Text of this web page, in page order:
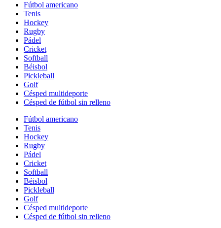
Fútbol americano
Tenis
Hockey
Rugby
Pádel
Cricket
Softball
Béisbol
Pickleball
Golf
Césped multideporte
Césped de fútbol sin relleno
Fútbol americano
Tenis
Hockey
Rugby
Pádel
Cricket
Softball
Béisbol
Pickleball
Golf
Césped multideporte
Césped de fútbol sin relleno